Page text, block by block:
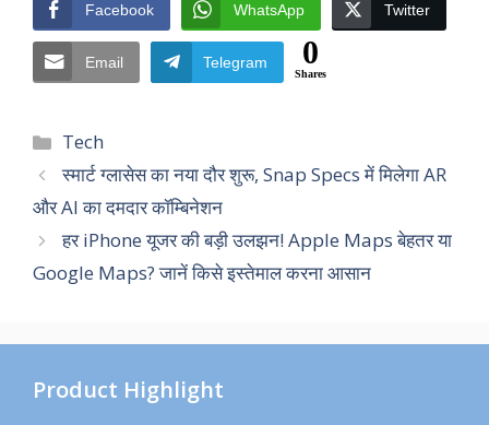
Facebook WhatsApp Twitter
Email Telegram 0
Shares
Categories
Tech
स्मार्ट ग्लासेस का नया दौर शुरू, Snap Specs में मिलेगा AR
और AI का दमदार कॉम्बिनेशन
हर iPhone यूजर की बड़ी उलझन! Apple Maps बेहतर या
Google Maps? जानें किसे इस्तेमाल करना आसान
Product Highlight